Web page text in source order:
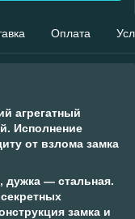
Оплата
агрегатный
Исполнение
от взлома замка
дужка — стальная.
замка и